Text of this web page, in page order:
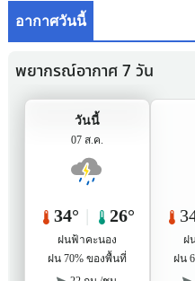
อากาศวันนี้